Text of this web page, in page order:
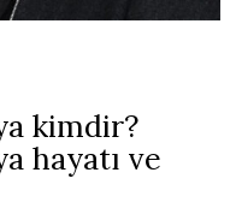
kimdir?
hayatı ve